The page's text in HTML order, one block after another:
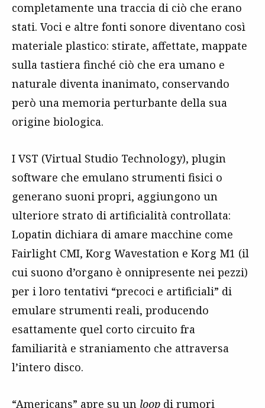
completamente una traccia di ciò che erano
stati. Voci e altre fonti sonore diventano così
materiale plastico: stirate, affettate, mappate
sulla tastiera finché ciò che era umano e
naturale diventa inanimato, conservando
però una memoria perturbante della sua
origine biologica.
I VST (Virtual Studio Technology), plugin
software che emulano strumenti fisici o
generano suoni propri, aggiungono un
ulteriore strato di artificialità controllata:
Lopatin dichiara di amare macchine come
Fairlight CMI, Korg Wavestation e Korg M1 (il
cui suono d’organo è onnipresente nei pezzi)
per i loro tentativi “precoci e artificiali” di
emulare strumenti reali, producendo
esattamente quel corto circuito fra
familiarità e straniamento che attraversa
l’intero disco.
“Americans” apre su un loop di rumori